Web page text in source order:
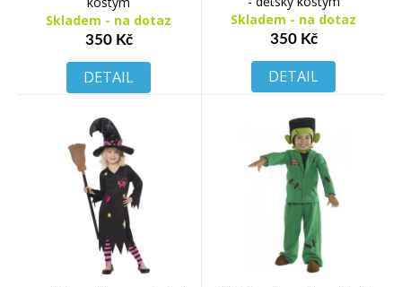
Skladem - na dotaz
350 Kč
DETAIL
Skladem - na dotaz
350 Kč
DETAIL